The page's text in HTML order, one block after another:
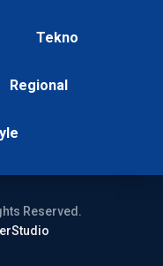
Tekno
Regional
Reserved.